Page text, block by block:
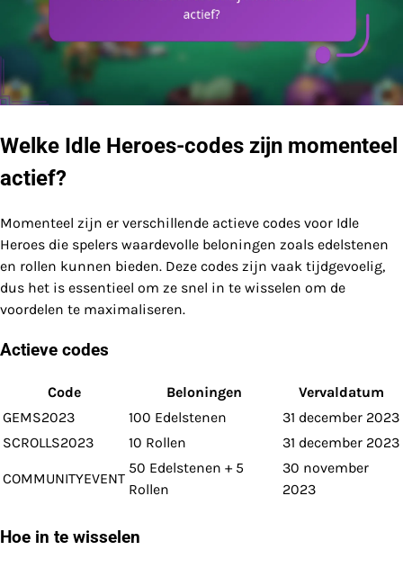
Welke Idle Heroes-codes zijn momenteel
actief?
Momenteel zijn er verschillende actieve codes voor Idle
Heroes die spelers waardevolle beloningen zoals edelstenen
en rollen kunnen bieden. Deze codes zijn vaak tijdgevoelig,
dus het is essentieel om ze snel in te wisselen om de
voordelen te maximaliseren.
Actieve codes
Code Beloningen
Vervaldatum
GEMS2023
100 Edelstenen
31 december 2023
SCROLLS2023
10 Rollen 31 december 2023
COMMUNITYEVENT
50 Edelstenen + 5
Rollen
30 november
2023
Hoe in te wisselen